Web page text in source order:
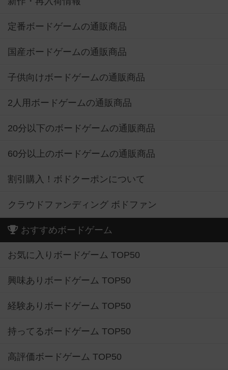
定番ボードゲームの通販商品
国産ボードゲームの通販商品
子供向けボードゲームの通販商品
2人用ボードゲームの通販商品
20分以下のボードゲームの通販商品
60分以上のボードゲームの通販商品
割引購入！ボドクーポンについて
クラウドファンディング ボドファン
おすすめボードゲーム
お気に入りボードゲーム TOP50
興味ありボードゲーム TOP50
経験ありボードゲーム TOP50
持ってるボードゲーム TOP50
高評価ボードゲーム TOP50